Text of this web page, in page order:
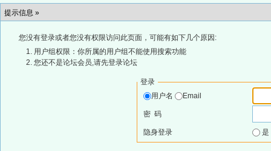
提示信息 »
您没有登录或者您没有权限访问此页面，可能有如下几个原因:
用户组权限：你所属的用户组不能使用搜索功能
您还不是论坛会员,请先登录论坛
登录
用户名
Email
密 码
隐身登录